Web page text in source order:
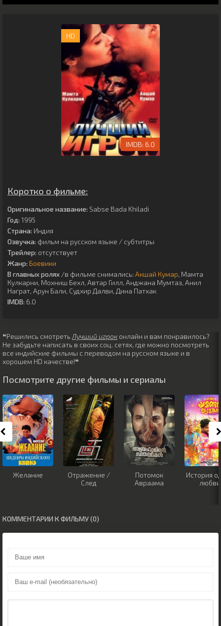
HD
6.0
Коротко о фильме:
Оригинальное название: Sabse Bada Khiladi
Год: 1995
Страна: Индия
Озвучка: фильм на русском языке / субтитры
Трейлер: отсутствует
Жанр: Боевики
В главных ролях /в фильме снимались: Акшай Кумар, Мамта
Кулкарни, Мохниш Бехл, Автар Гилл, Анджана Мумтаз, Анил
Награт, Арун Бали, Судхир Далви, Дина Патхак
IMDB: 6.0
❝Решились смотреть Лучший игрок онлайн и вам понравилось?
Не забудьте написать в своих соц. сетях, где можно посмотреть
все индийские фильмы с переводом на русском языке и в
хорошем HD качестве!❝
Посмотрите другие фильмы и сериалы
Желание
Отражение /
След
Потомок
Авраама
История
любви
КОММЕНТАРИИ К ФИЛЬМУ (0)